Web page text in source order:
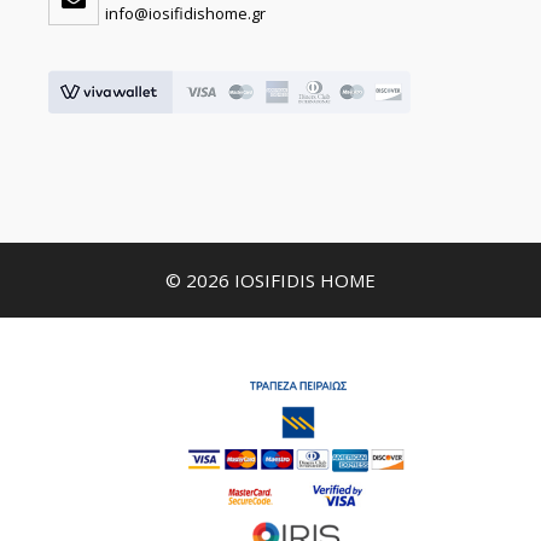
info@iosifidishome.gr
© 2026 IOSIFIDIS HOME